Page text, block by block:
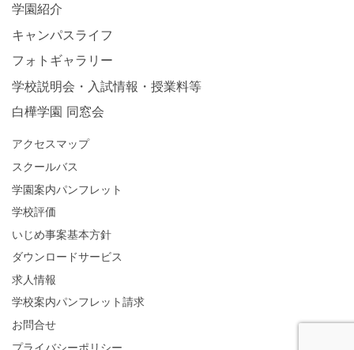
学園紹介
キャンパスライフ
フォトギャラリー
学校説明会・入試情報・授業料等
白樺学園 同窓会
アクセスマップ
スクールバス
学園案内パンフレット
学校評価
いじめ事案基本方針
ダウンロードサービス
求人情報
学校案内パンフレット請求
お問合せ
プライバシーポリシー